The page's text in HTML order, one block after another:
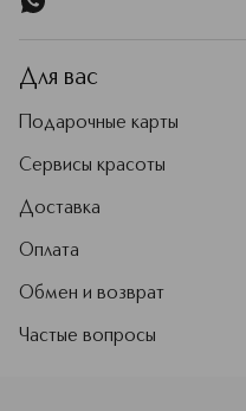
Для вас
Подарочные карты
Сервисы красоты
Доставка
Оплата
Обмен и возврат
Частые вопросы